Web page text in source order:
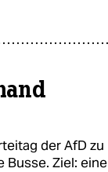
der AfD zu
Busse. Ziel: eine